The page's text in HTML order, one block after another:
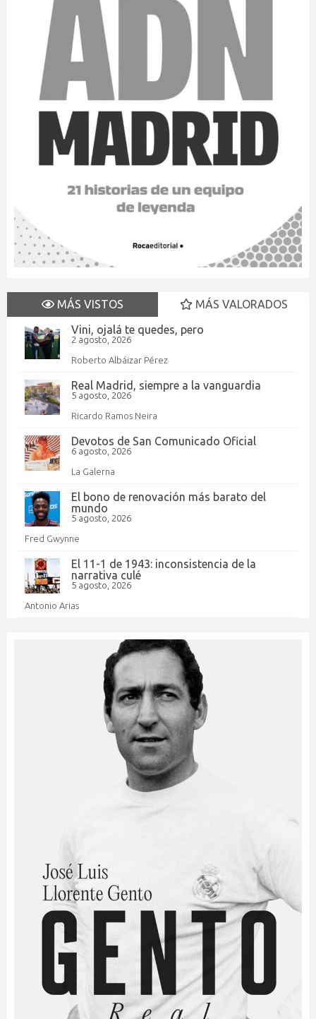
MÁS VISTOS
MÁS VALORADOS
Vini, ojalá te quedes, pero
2 agosto, 2026
Roberto Albáizar Pérez
Real Madrid, siempre a la vanguardia
5 agosto, 2026
Ricardo Ramos Neira
Devotos de San Comunicado Oficial
6 agosto, 2026
La Galerna
El bono de renovación más barato del
mundo
5 agosto, 2026
Fred Gwynne
El 11-1 de 1943: inconsistencia de la
narrativa culé
5 agosto, 2026
Antonio Arias